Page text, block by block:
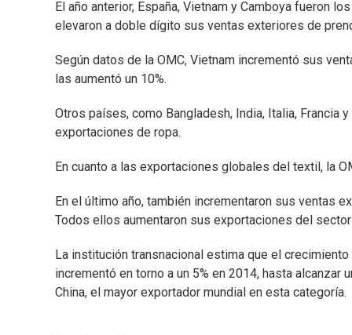
El año anterior, España, Vietnam y Camboya fueron
elevaron a doble dígito sus ventas exteriores de
Según datos de la OMC, Vietnam incrementó sus
las aumentó un 10%.
Otros países, como Bangladesh, India, Italia, Francia
exportaciones de ropa.
En cuanto a las exportaciones globales del textil, la
En el último año, también incrementaron sus ventas
Todos ellos aumentaron sus exportaciones del
La institución transnacional estima que el
incrementó en torno a un 5% en 2014, hasta
China, el mayor exportador mundial en esta categoría.